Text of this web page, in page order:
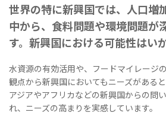
世界の特に新興国では、人口増
中から、食料問題や環境問題が
す。新興国における可能性はい
水資源の有効活用や、フードマイレージ
観点から新興国においてもニーズがある
アジアやアフリカなどの新興国からの問
れ、ニーズの高まりを実感しています。